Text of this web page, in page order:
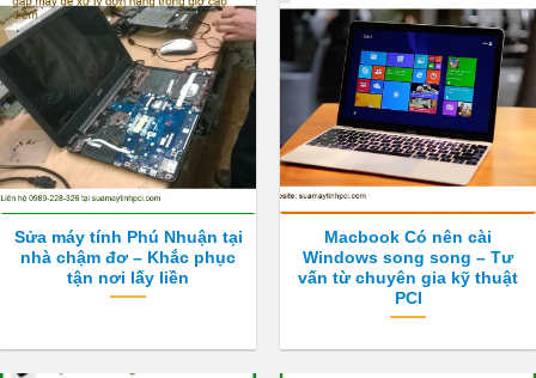
Sửa máy tính Phú Nhuận tại
nhà chậm đơ – Khắc phục
tận nơi lấy liền
Macbook Có nên cài
Windows song song – Tư
vấn từ chuyên gia kỹ thuật
PCI